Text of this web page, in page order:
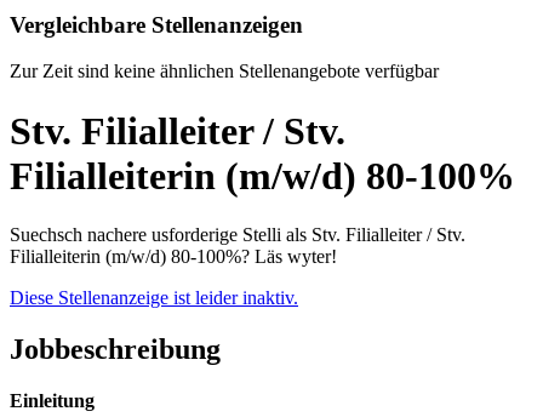
Vergleichbare Stellenanzeigen
Zur Zeit sind keine ähnlichen Stellenangebote verfügbar
Stv. Filialleiter / Stv.
Filialleiterin (m/w/d) 80-100%
Suechsch nachere usforderige Stelli als Stv. Filialleiter / Stv.
Filialleiterin (m/w/d) 80-100%? Läs wyter!
Diese Stellenanzeige ist leider inaktiv.
Jobbeschreibung
Einleitung